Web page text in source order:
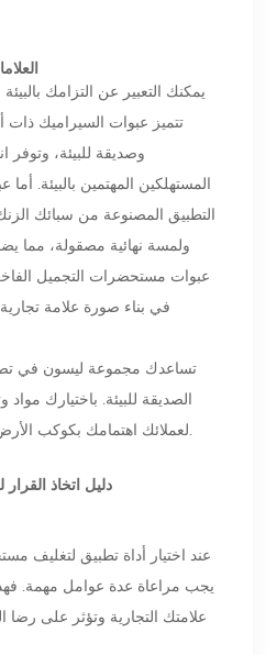
يمكنك التعبير عن التزامك
تتميز عبوات السيراميك ذات
وصديقة للبيئة، وتوفر
المستهلكين المهتمين بالبيئة.
التطبيق المصنوعة من سبائك
ولمسة نهائية مصقولة، مما
عبوات مستحضرات التجميل
في بناء صورة علامة
تساعدك مجموعة ليسون في
الصديقة للبيئة. باختيارك
لعملائك اهتمامك بكوكب الأرض وتجربتهم على حد سواء.
دليل اتخاذ القرار
عند اختيار أداة تطبيق لتغليف
يجب مراعاة عدة عوامل مهمة.
علامتك التجارية وتؤثر على رضا